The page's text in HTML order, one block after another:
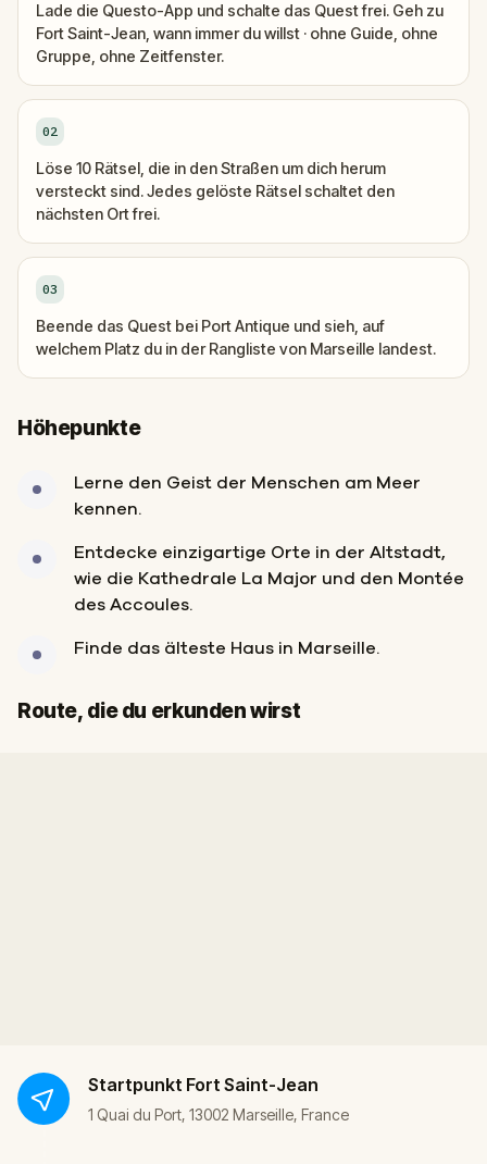
Lade die Questo-App und schalte das Quest frei. Geh zu
Fort Saint-Jean, wann immer du willst · ohne Guide, ohne
Gruppe, ohne Zeitfenster.
02
Löse 10 Rätsel, die in den Straßen um dich herum
versteckt sind. Jedes gelöste Rätsel schaltet den
nächsten Ort frei.
03
Beende das Quest bei Port Antique und sieh, auf
welchem Platz du in der Rangliste von Marseille landest.
Höhepunkte
Lerne den Geist der Menschen am Meer
kennen.
Entdecke einzigartige Orte in der Altstadt,
wie die Kathedrale La Major und den Montée
des Accoules.
Finde das älteste Haus in Marseille.
Route, die du erkunden wirst
Start
Ziel
Startpunkt Fort Saint-Jean
1 Quai du Port, 13002 Marseille, France